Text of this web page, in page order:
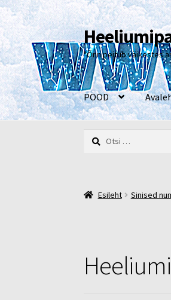
Liigu
navigeerimisele
Liigu
sisu
juurde
"Õnn peitub väikestes
POOD
EsilehtKassa
Otsi:
Esileht Sinised